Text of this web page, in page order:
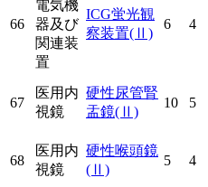
66
電気機
器及び
関連装
置
ICG蛍光観
察装置(Ⅱ)
6 4
67
医用内
視鏡
硬性尿管腎
盂鏡(Ⅱ)
10 5
68
医用内
視鏡
硬性喉頭鏡
(Ⅱ)
5 4